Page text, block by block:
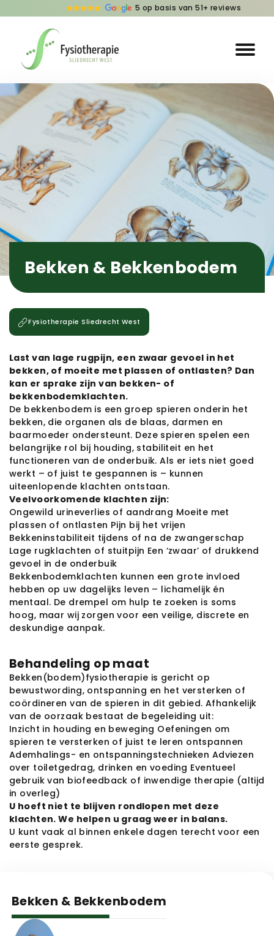
5 op basis van 51+ reviews
Bekken & Bekkenbodem
FysiotherapieSliedrecht West
Last van lage rugpijn, een zwaar gevoel in het
bekken, of moeite met plassen of ontlasten? Dan
kan er sprake zijn van bekken- of
bekkenbodemklachten.
De bekkenbodem is een groep spieren onderin het
bekken, die organen als de blaas, darmen en
baarmoeder ondersteunt. Deze spieren spelen een
belangrijke rol bij houding, stabiliteit en het
functioneren van de onderbuik. Als er iets niet goed
werkt – of juist te gespannen is – kunnen
uiteenlopende klachten ontstaan.
Veelvoorkomende klachten zijn:
Ongewild urineverlies of aandrang Moeite met
plassen of ontlasten Pijn bij het vrijen
Bekkeninstabiliteit tijdens of na de zwangerschap
Lage rugklachten of stuitpijn Een ‘zwaar’ of drukkend
gevoel in de onderbuik
Bekkenbodemklachten kunnen een grote invloed
hebben op uw dagelijks leven – lichamelijk én
mentaal. De drempel om hulp te zoeken is soms
hoog, maar wij zorgen voor een veilige, discrete en
deskundige aanpak.
Behandeling op maat
Bekken(bodem)fysiotherapie is gericht op
bewustwording, ontspanning en het versterken of
coördineren van de spieren in dit gebied. Afhankelijk
van de oorzaak bestaat de begeleiding uit:
Inzicht in houding en beweging Oefeningen om
spieren te versterken of juist te leren ontspannen
Ademhalings- en ontspanningstechnieken Adviezen
over toiletgedrag, drinken en voeding Eventueel
gebruik van biofeedback of inwendige therapie (altijd
in overleg)
U hoeft niet te blijven rondlopen met deze
klachten. We helpen u graag weer in balans.
U kunt vaak al binnen enkele dagen terecht voor een
eerste gesprek.
Bekken & Bekkenbodem
Headshot